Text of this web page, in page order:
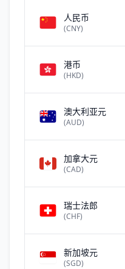
人民币
(CNY)
港币
(HKD)
澳大利亚元
(AUD)
加拿大元
(CAD)
瑞士法郎
(CHF)
新加坡元
(SGD)